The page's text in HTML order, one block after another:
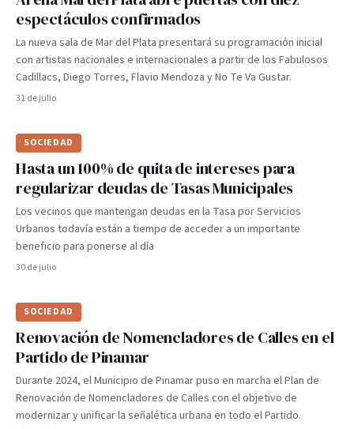
espectáculos confirmados
La nueva sala de Mar del Plata presentará su programación inicial
con artistas nacionales e internacionales a partir de los Fabulosos
Cadillacs, Diego Torres, Flavio Mendoza y No Te Va Gustar.
31 de julio
SOCIEDAD
Hasta un 100% de quita de intereses para
regularizar deudas de Tasas Municipales
Los vecinos que mantengan deudas en la Tasa por Servicios
Urbanos todavía están a tiempo de acceder a un importante
beneficio para ponerse al día
30 de julio
SOCIEDAD
Renovación de Nomencladores de Calles en el
Partido de Pinamar
Durante 2024, el Municipio de Pinamar puso en marcha el Plan de
Renovación de Nomencladores de Calles con el objetivo de
modernizar y unificar la señalética urbana en todo el Partido.